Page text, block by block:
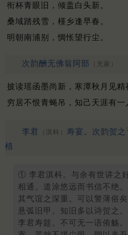
衔杯青眼旧，倾盖白头新。
桑域踏残雪，槿乡逢早春。
明朝南浦别，惆怅望行尘。
次韵酬无佛翁阿部 （充家）
披读瑶函墨尚新，寒潭秋月见精
穷居不恨青蝇吊，知己天涯有一
李君 （淇枓） 寿宴。次韵贺之
植
① 李君淇枓。与余有世讲之
相通。道涂悠远而书信不绝
其气谊之深重。可以警薄俗
悬弧旧甲。知旧多以诗贺之
李君寿筵。不可无一语侑觞